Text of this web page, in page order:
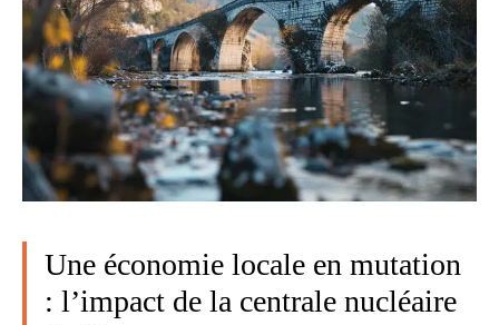
Une économie locale en mutation
: l’impact de la centrale nucléaire